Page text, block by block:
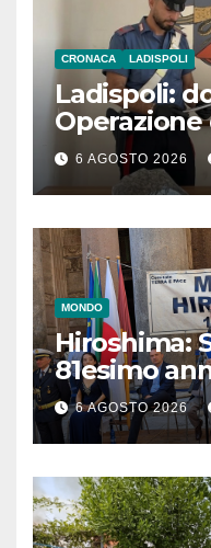
CRONACA LADISPOLI
Ladispoli:
Operazione
6 AGOSTO 2026
MONDO
Hiroshima:
81esimo
monito per
6 AGOSTO 2026